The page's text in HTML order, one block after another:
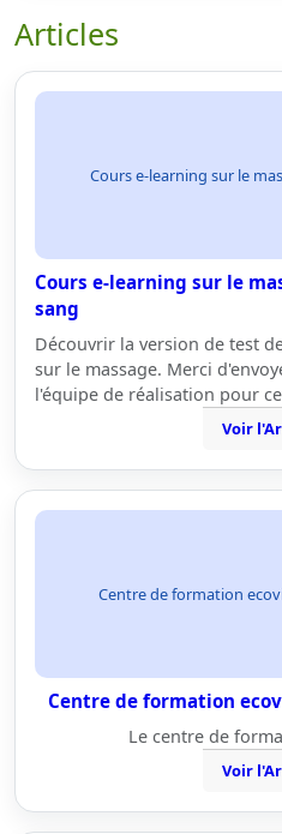
Articles
Cours e-learning sur le
Cours e-learning sur le
sang
Découvrir la version de test
sur le massage. Merci
l'équipe de réalisation pour
Voir
Centre de formation
Centre de formation
Le centre de
Voir